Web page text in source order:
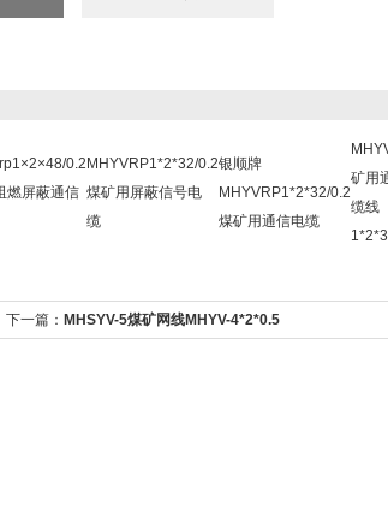
0.2
燃屏蔽通信
MHYVRP1*2*32/0.2
煤矿用屏蔽信号电
缆
银顺牌
MHYVRP1*2*32/0.2
煤矿用通信电缆
矿用
缆线
下一篇： MHSYV-5煤矿网线MHYV-4*2*0.5